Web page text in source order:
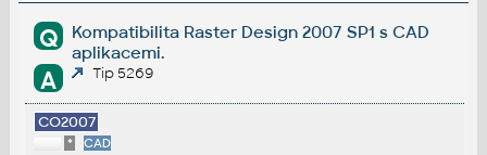
Q
Kompatibilita Raster Design 2007 SP1 s CAD
aplikacemi.
A Tip 5269
CO2007
* CAD